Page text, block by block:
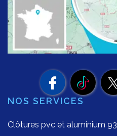
NOS SERVICES
Clôtures pvc et aluminium 93